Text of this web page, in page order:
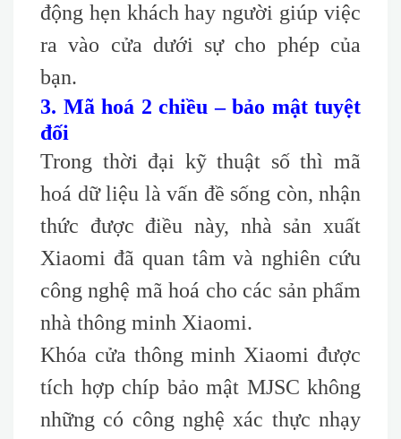
động hẹn khách hay người giúp việc
ra vào cửa dưới sự cho phép của
bạn.
3. Mã hoá 2 chiều – bảo mật tuyệt
đối
Trong thời đại kỹ thuật số thì mã
hoá dữ liệu là vấn đề sống còn, nhận
thức được điều này, nhà sản xuất
Xiaomi đã quan tâm và nghiên cứu
công nghệ mã hoá cho các sản phẩm
nhà thông minh Xiaomi.
Khóa cửa thông minh Xiaomi được
tích hợp chíp bảo mật MJSC không
những có công nghệ xác thực nhạy